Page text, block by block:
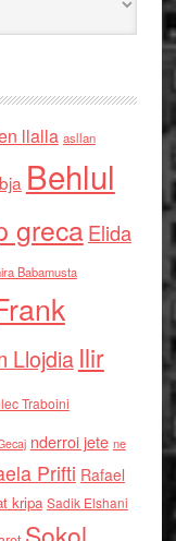
llalla asllan
Behlul
grecaElida
Babamusta
Llojdia Ilir
Traboini
nderroi jete ne
Prifti Rafael
kripa Sadik Elshani